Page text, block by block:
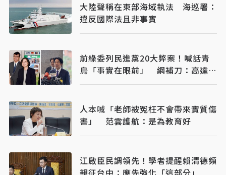
大陸聲稱在東部海域執法 海巡署：
違反國際法且非事實
前綠委列民進黨20大弊案！喊話青
鳥「事實在眼前」 網補刀：高達
50個國家隊
人本喊「老師被冤枉不會帶來實質傷
害」 范雲護航：是為教育好
江啟臣民調領先！學者提醒賴清德頻
親征台中：應先強化「這部分」